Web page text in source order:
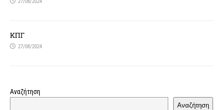
ΚΠΓ
27/08/2024
Αναζήτηση
Αναζήτηση